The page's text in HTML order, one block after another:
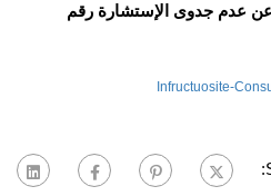
عن عدم جدوى الإستشارة رقم
Infructuosite-